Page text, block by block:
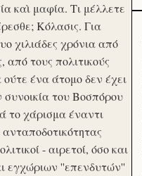
καὶ μαφία. Τι μέλλετε
Κόλασις. Για
χιλιάδες χρόνια από
τους πολιτικούς
ούτε ένα άτομο δεν έχει
συνοικία του Βοσπόρου
το χάρισμα έναντι
- αιρετοί, όσο και
εγχώριων ''επενδυτών''